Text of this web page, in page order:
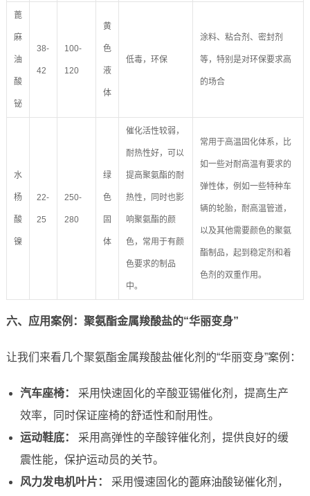
蓖
麻
油
酸
铋
38-
42
100-
120
黄
色
液
体
低毒，环保
涂料、粘合剂、密封剂
等，特别是对环保要求高
的场合
水
杨
酸
镍
22-
25
250-
280
绿
色
固
体
催化活性较弱，
耐热性好，可以
提高聚氨酯的耐
热性，同时也影
响聚氨酯的颜
色，常用于有颜
色要求的制品
中。
常用于高温固化体系，比
如一些对耐高温有要求的
弹性体，例如一些特种车
辆的轮胎，耐高温管道，
以及其他需要颜色的聚氨
酯制品，起到稳定剂和着
色剂的双重作用。
六、应用案例：聚氨酯金属羧酸盐的“华丽变身”
让我们来看几个聚氨酯金属羧酸盐催化剂的“华丽变身”案例：
汽车座椅：
采用快速固化的辛酸亚锡催化剂，提高生产
效率，同时保证座椅的舒适性和耐用性。
运动鞋底：
采用高弹性的辛酸锌催化剂，提供良好的缓
震性能，保护运动员的关节。
风力发电机叶片：
采用慢速固化的蓖麻油酸铋催化剂，